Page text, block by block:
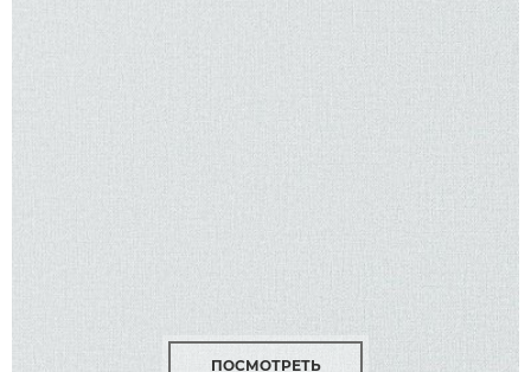
ПОСМОТРЕТЬ